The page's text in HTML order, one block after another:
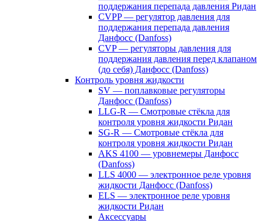
поддержания перепада давления Ридан
CVPP — регулятор давления для
поддержания перепада давления
Данфосс (Danfoss)
CVP — регуляторы давления для
поддержания давления перед клапаном
(до себя) Данфосс (Danfoss)
Контроль уровня жидкости
SV — поплавковые регуляторы
Данфосс (Danfoss)
LLG-R — Смотровые стёкла для
контроля уровня жидкости Ридан
SG-R — Смотровые стёкла для
контроля уровня жидкости Ридан
AKS 4100 — уровнемеры Данфосс
(Danfoss)
LLS 4000 — электронное реле уровня
жидкости Данфосс (Danfoss)
ELS — электронное реле уровня
жидкости Ридан
Аксессуары